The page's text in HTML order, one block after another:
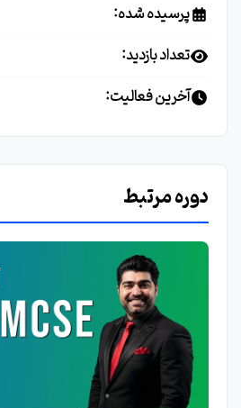
پرسیده شده:
تعداد بازدید:
آخرین فعالیت:
دوره مرتبط